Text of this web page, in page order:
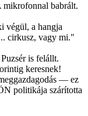
mikrofonnal babrált.
végül, a hangja
cirkusz, vagy mi."
is felállt.
keresnek!
— ez
politikája szárította